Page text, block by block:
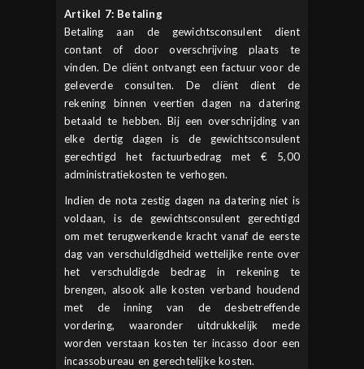
Artikel 7: Betaling
Betaling aan de gewichtsconsulent dient
contant of door overschrijving plaats te
vinden. De cliënt ontvangt een factuur voor de
geleverde consulten. De cliënt dient de
rekening binnen veertien dagen na datering
betaald te hebben. Bij een overschrijding van
elke dertig dagen is de gewichtsconsulent
gerechtigd het factuurbedrag met € 5,00
administratiekosten te verhogen.
Indien de nota zestig dagen na datering niet is
voldaan, is de gewichtsconsulent gerechtigd
om met terugwerkende kracht vanaf de eerste
dag van verschuldigdheid wettelijke rente over
het verschuldigde bedrag in rekening te
brengen, alsook alle kosten verband houdend
met de inning van de desbetreffende
vordering, waaronder uitdrukkelijk mede
worden verstaan kosten ter incasso door een
incassobureau en gerechtelijke kosten.